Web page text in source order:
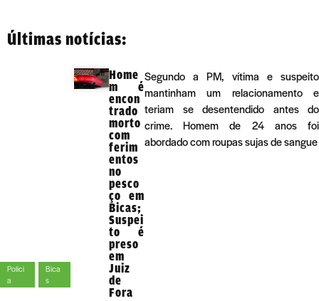
Últimas notícias:
Políci
a
Bica
s
Home
m é
encon
trado
morto
com
ferim
entos
no
pesco
ço em
Bicas;
Suspei
to é
preso
em
Juiz
de
Fora
Segundo a PM, vítima e suspeito
mantinham um relacionamento e
teriam se desentendido antes do
crime. Homem de 24 anos foi
abordado com roupas sujas de sangue